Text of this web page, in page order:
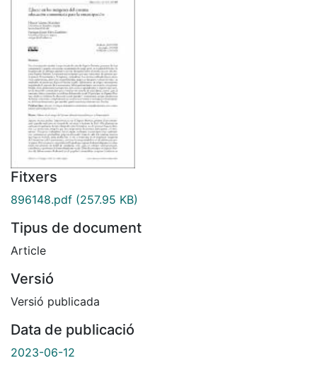
Fitxers
896148.pdf (257.95 KB)
Tipus de document
Article
Versió
Versió publicada
Data de publicació
2023-06-12